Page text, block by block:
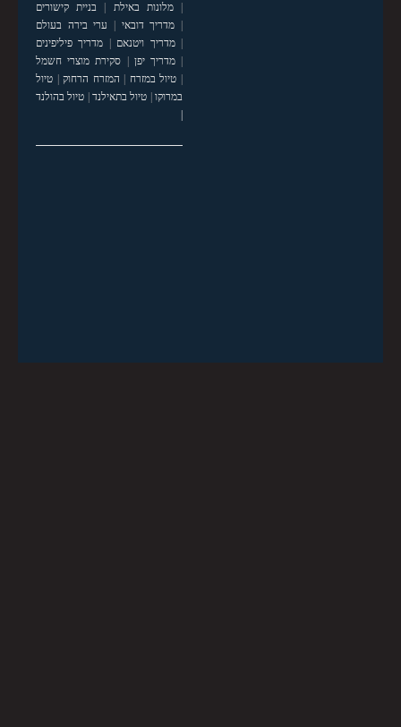
|מלונות באילת
בניית קישורים
מדריך דובאי
ערי בירה בעולם
|מדריך ויטנאם
מדריך פיליפינים
|מדריך יפן
סקירת מוצרי חשמל
טיול במזרח המזרח הרחוק| טיול
במרוקו| טיול בתאילנד| טיול בהולנד